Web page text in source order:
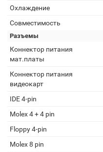
Охлаждение
Совместимость
Разъемы
Коннектор питания
мат.платы
Коннектор питания
видеокарт
IDE 4-pin
Molex 4 + 4 pin
Floppy 4-pin
Molex 8 pin